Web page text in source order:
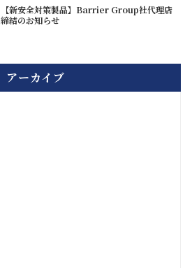
【新安全対策製品】Barrier Group社代理店
締結のお知らせ
アーカイブ